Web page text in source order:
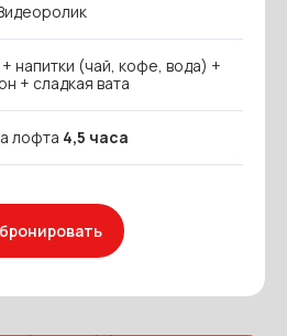
напитки (чай, кофе, вода) +
+ сладкая вата
лофта 4,5 часа